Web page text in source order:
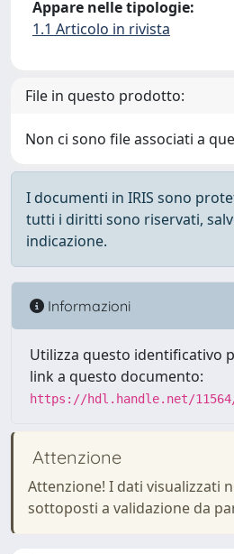
Appare nelle tipologie:
1.1 Articolo in rivista
File in questo prodotto:
Non ci sono file associati a
I documenti in IRIS sono
tutti i diritti sono riservati,
indicazione.
Informazioni
Utilizza questo identificativo
link a questo documento:
https://hdl.handle.net/11564/
Attenzione
Attenzione! I dati visualizzati
sottoposti a validazione da